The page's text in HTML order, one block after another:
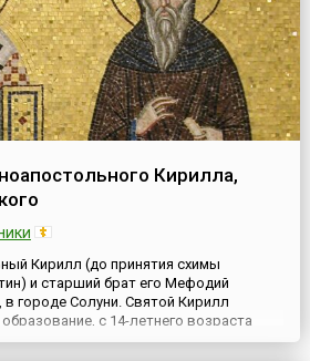
Кирилла,
Кирилл (до принятия схимы
и старший брат его Мефодий
городе Солуни. Святой Кирилл
с 14-летнего возраста
Юноша рано принял сан